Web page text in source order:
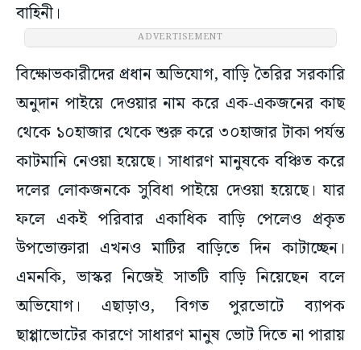
বাহিনী।
ADVERTISEMENT
বিক্ষোভকারীদের প্রধান অভিযোগ, বাড়ি তৈরির সরকারি
অনুদান পাইয়ে দেওয়ার নাম করে এক-একজনের কাছ
থেকে ১০হাজার থেকে শুরু করে ৩০হাজার টাকা পর্যন্ত
কাটমানি নেওয়া হয়েছে। সাধারণ মানুষকে বঞ্চিত করে
দলের লোকজনকে সুবিধা পাইয়ে দেওয়া হয়েছে। যার
ফলে একই পরিবার একাধিক বাড়ি পেলেও প্রকৃত
উপভোক্তারা এখনও মাটির বাড়িতে দিন কাটাচ্ছেন।
এমনকি, ভাস্কর নিজেই সাতটি বাড়ি নিয়েছেন বলে
অভিযোগ। এছাড়াও, বিগত পুরভোটে ব্যাপক
ছাপ্পাভোটের কারণে সাধারণ মানুষ ভোট দিতে না পারায়